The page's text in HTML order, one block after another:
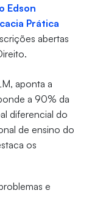
Edson
Prática
abertas
aponta a
a 90% da
diferencial do
de ensino do
os
e